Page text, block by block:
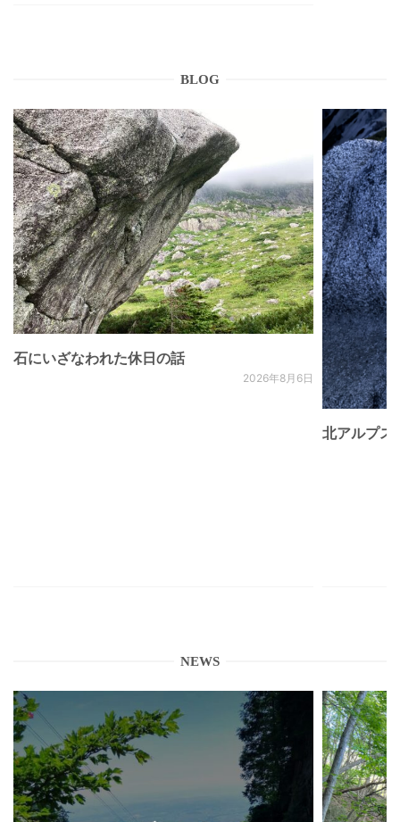
BLOG
石にいざなわれた休日の話
2026年8月6日
北アルプ
NEWS